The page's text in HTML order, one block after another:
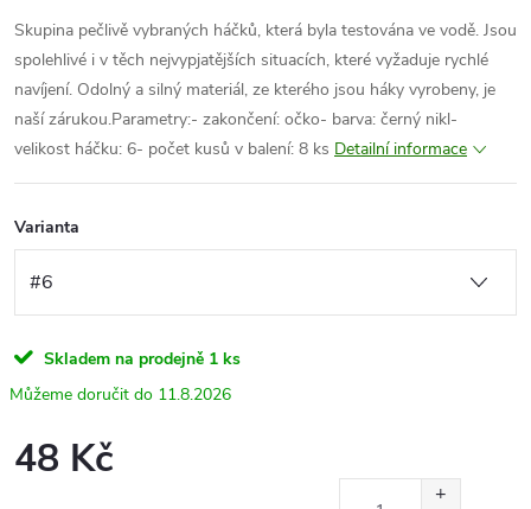
Skupina pečlivě vybraných háčků, která byla testována ve vodě. Jsou
spolehlivé i v těch nejvypjatějších situacích, které vyžaduje rychlé
navíjení. Odolný a silný materiál, ze kterého jsou háky vyrobeny, je
naší zárukou.Parametry:- zakončení: očko- barva: černý nikl-
velikost háčku: 6- počet kusů v balení: 8 ks Detailní informace
Varianta
Skladem na prodejně 1 ks
11.8.2026
48 Kč